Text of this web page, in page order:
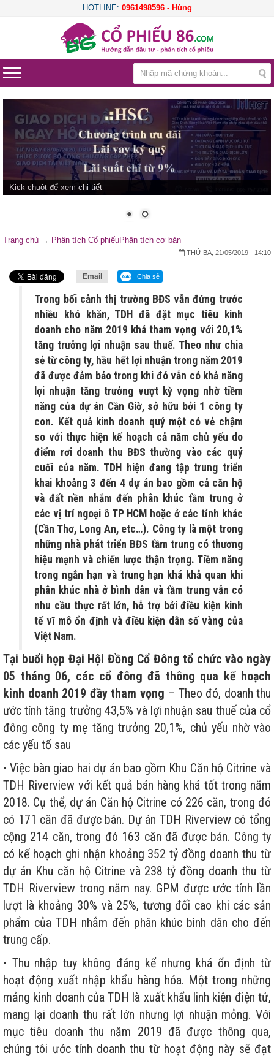
HOTLINE: 0961498596 - Hùng
Kick chuột để xem chi tiết
Trang chủ → Phân tích Cổ phiếuPhân tích cơ bản
THỨ BA, 21/05/2019 - 14:10
Email Chia sẻ
Trong bối cảnh thị trường BĐS vẫn đứng trước
nhiều khó khăn, TDH đã đặt mục tiêu kinh
doanh cho năm 2019 khá tham vọng với 20,1%
tăng trưởng lợi nhuận sau thuế. Theo như chia
sẻ từ công ty, hầu hết lợi nhuận trong năm 2019
đã được đảm bảo trong khi đó vẫn có khả năng
lợi nhuận tăng trưởng vượt kỳ vọng nhờ tiềm
năng của dự án Cần Giờ, sở hữu bởi 1 công ty
con. Kết quả kinh doanh quý một có vẻ chậm
so với thực hiện kế hoạch cả năm chủ yếu do
điểm rơi doanh thu BĐS thường vào các quý
cuối của năm. TDH hiện đang tập trung triển
khai khoảng 3 đến 4 dự án bao gồm cả căn hộ
và đất nền nhắm đến phân khúc tầm trung ở
các vị trí ngoại ô TP HCM hoặc ở các tỉnh khác
(Cần Thơ, Long An, etc…). Công ty là một trong
những nhà phát triển BĐS tầm trung có thương
hiệu mạnh và chiến lược thận trọng. Tiềm năng
trong ngắn hạn và trung hạn khá khả quan khi
phân khúc nhà ở bình dân và tầm trung vẫn có
nhu cầu thực rất lớn, hỗ trợ bởi điều kiện kinh
tế vĩ mô ổn định và điều kiện dân số vàng của
Việt Nam.
Tại buổi họp Đại Hội Đồng Cổ Đông tổ chức vào ngày
05 tháng 06, các cổ đông đã thông qua kế hoạch
kinh doanh 2019 đầy tham vọng – Theo đó, doanh thu
ước tính tăng trưởng 43,5% và lợi nhuận sau thuế của cổ
đông công ty mẹ tăng trưởng 20,1%, chủ yếu nhờ vào
các yếu tố sau
• Việc bàn giao hai dự án bao gồm Khu Căn hộ Citrine và
TDH Riverview với kết quả bán hàng khá tốt trong năm
2018. Cụ thể, dự án Căn hộ Citrine có 226 căn, trong đó
có 171 căn đã được bán. Dự án TDH Riverview có tổng
cộng 214 căn, trong đó 163 căn đã được bán. Công ty
có kế hoạch ghi nhận khoảng 352 tỷ đồng doanh thu từ
dự án Khu căn hộ Citrine và 238 tỷ đồng doanh thu từ
TDH Riverview trong năm nay. GPM được ước tính lần
lượt là khoảng 30% và 25%, tương đối cao khi các sản
phẩm của TDH nhắm đến phân khúc bình dân cho đến
trung cấp.
• Thu nhập tuy không đáng kể nhưng khá ổn định từ
hoạt động xuất nhập khẩu hàng hóa. Một trong những
mảng kinh doanh của TDH là xuất khẩu linh kiện điện tử,
mang lại doanh thu rất lớn nhưng lợi nhuận mỏng. Với
mục tiêu doanh thu năm 2019 đã được thông qua,
chúng tôi ước tính doanh thu từ hoạt động này sẽ đạt